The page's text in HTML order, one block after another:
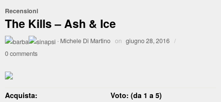
Recensioni
The Kills – Ash & Ice
· Michele Di Martino on giugno 28, 2016 /
0 comments
Acquista: Voto: (da 1 a 5)